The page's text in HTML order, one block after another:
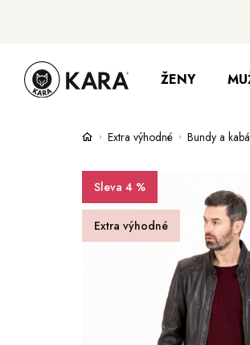
ŽENY
Extra výhodné Bundy a
Sleva 4 %
Extra výhodné